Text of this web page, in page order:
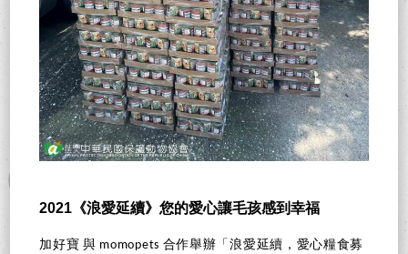
2021《浪愛延續》您的愛心讓毛孩感到幸福
加好寶 與 momopets 合作舉辦「浪愛延續，愛心糧食募